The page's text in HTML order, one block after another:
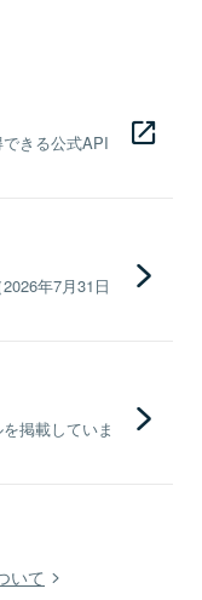
きる公式API
年7月31日
掲載していま
いて